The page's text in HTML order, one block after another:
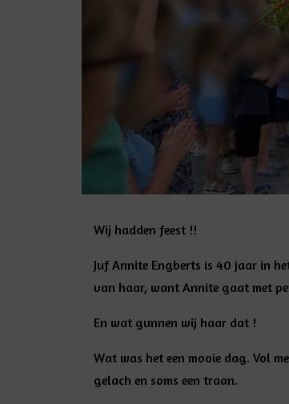
Wij hadden feest !!
Juf Annite Engberts is 40 jaar in
van haar, want Annite gaat met
En wat gunnen wij haar dat !
Wat was het een mooie dag. Vol
gelach en soms een traan.